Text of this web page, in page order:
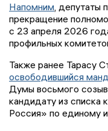
Напомним, депутаты
прекращение
с 23 апреля 2026
профильных
Также ранее Тарасу
освободившийся
Думы восьмого
кандидату из списка
Россия» по единому